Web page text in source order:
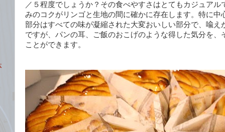
／５程度でしょうか？その食べやすさはとてもカジュアル
みのコクがリンゴと生地の間に確かに存在します。特に中
部分はすべての味が凝縮された大変おいしい部分で、喩え
ですが、パンの耳、ご飯のおこげのような得した気分を、
ことができます。